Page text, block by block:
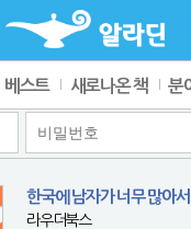
베스트 새로나온 책 분
한국에 남자가 너무 많아서
라우더북스